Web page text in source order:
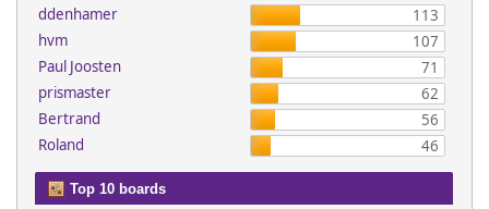
ddenhamer
113
hvm
107
Paul Joosten
71
prismaster
62
Bertrand
56
Roland
46
Top 10 boards